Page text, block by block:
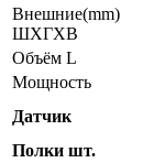
Внешние(mm)
ШXГXВ
Объём L
Мощность
Датчик
Полки шт.